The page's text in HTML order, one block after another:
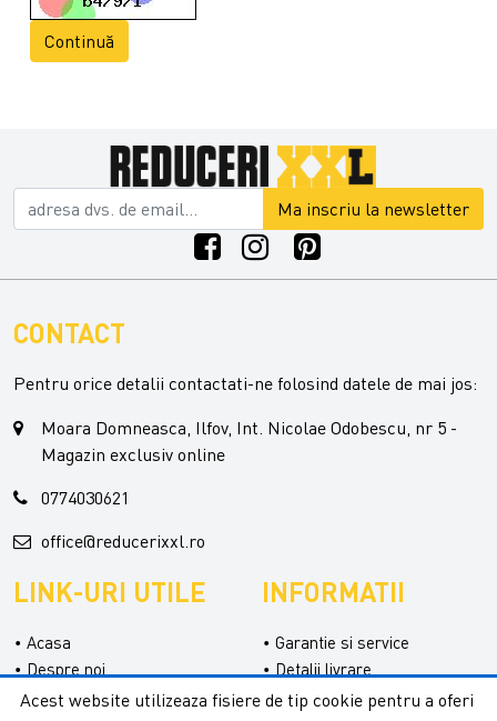
Continuă
Ma inscriu la newsletter
CONTACT
Pentru orice detalii contactati-ne folosind datele de mai jos:
Moara Domneasca, Ilfov, Int. Nicolae Odobescu, nr 5 -
Magazin exclusiv online
0774030621
office@reducerixxl.ro
LINK-URI UTILE
Acasa
Despre noi
Categorii
INFORMATII
Garantie si service
Detalii livrare
Confidentialitate
Acest website utilizeaza fisiere de tip cookie pentru a oferi